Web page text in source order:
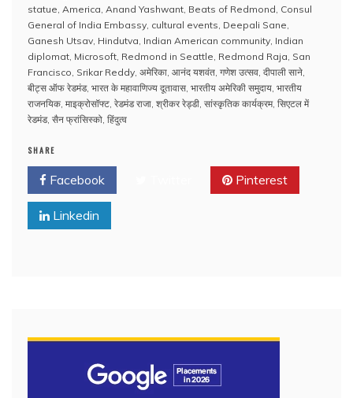
statue, America, Anand Yashwant, Beats of Redmond, Consul
General of India Embassy, cultural events, Deepali Sane,
Ganesh Utsav, Hindutva, Indian American community, Indian
diplomat, Microsoft, Redmond in Seattle, Redmond Raja, San
Francisco, Srikar Reddy, अमेरिका, आनंद यशवंत, गणेश उत्सव, दीपाली साने,
बीट्स ऑफ रेडमंड, भारत के महावाणिज्य दूतावास, भारतीय अमेरिकी समुदाय, भारतीय
राजनयिक, माइक्रोसॉफ्ट, रेडमंड राजा, श्रीकर रेड्डी, सांस्कृतिक कार्यक्रम, सिएटल में
रेडमंड, सैन फ्रांसिस्को, हिंदुत्व
SHARE
Facebook Pinterest
Linkedin